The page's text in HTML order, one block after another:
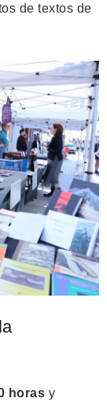
de textos de
horas y